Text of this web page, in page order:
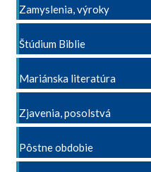
Zamyslenia, výroky
Štúdium Biblie
Mariánska literatúra
Zjavenia, posolstvá
Pôstne obdobie